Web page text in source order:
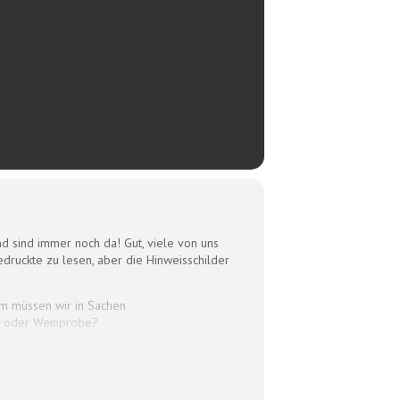
sind immer noch da! Gut, viele von uns
zu lesen, aber die Hinweisschilder
müssen wir in Sachen
oder Weinprobe?
jetzt sind wir Goldstandard!